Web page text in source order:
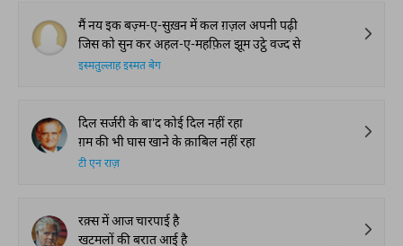
मैं नय इक बज़्म-ए-सुख़न में कल ग़ज़ल अपनी पढ़ी
जिस को सुन कर अहल-ए-महफ़िल झूम उट्ठे वज्द से
इस्मतुल्लाह इस्मत बेग
दिल सर्जरी के बा'द कोई दिल नहीं रहा
ग़म की भी घास खाने के क़ाबिल नहीं रहा
टी एन राज़
रक़्स में आज चारपाई है
खटमलों की बरात आई है